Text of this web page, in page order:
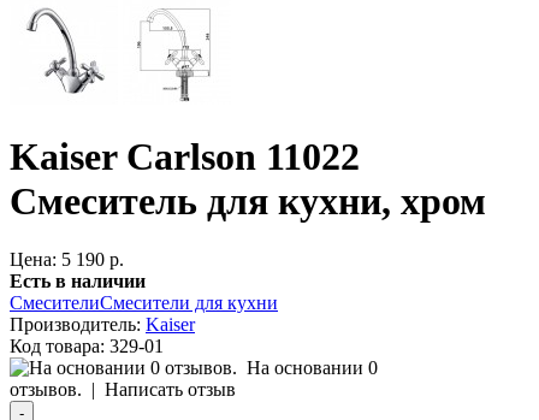
Kaiser Carlson 11022
Смеситель для кухни, хром
Цена: 5 190 р.
Есть в наличии
СмесителиСмесители для кухни
Производитель: Kaiser
Код товара: 329-01
На основании 0
отзывов. | Написать отзыв